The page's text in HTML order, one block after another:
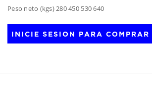
Peso neto (kgs) 280 450 530 640
INICIE SESION PARA COMPRAR